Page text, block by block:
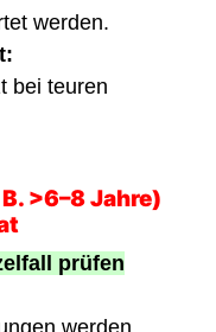
werden.
bei teuren
>6–8 Jahre)
prüfen